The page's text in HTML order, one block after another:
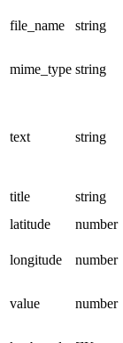
file_name string
mime_type string
text string
title
string
latitude
number
longitude
number
value number